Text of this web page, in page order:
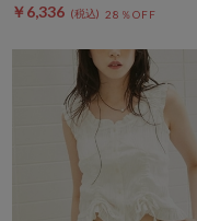
￥6,336 28％OFF